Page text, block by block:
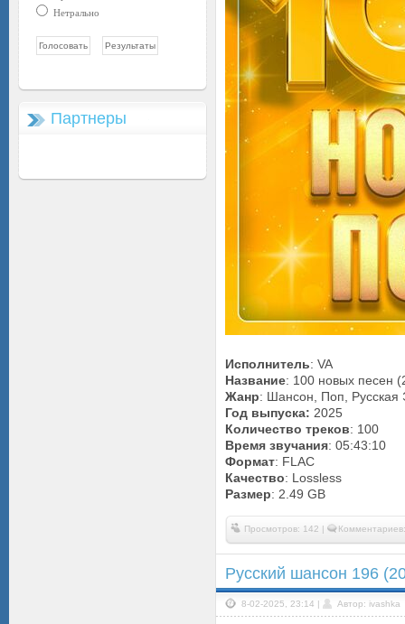
Нетрально
Партнеры
Исполнитель: VA
Название: 100 новых песен
Жанр: Шансон, Поп, Русская
Год выпуска: 2025
Количество треков: 100
Время звучания: 05:43:10
Формат: FLAC
Качество: Lossless
Размер: 2.49 GB
Просмотров: 142 |
Русский шансон 196
8-02-2025, 23:14 | Автор: ivashka